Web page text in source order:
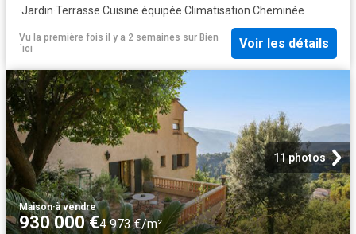
·Jardin·Terrasse·Cuisine équipée·Climatisation·Cheminée
Vu la première fois il y a 2 semaines sur Bien
´ici
Voir les détails
11 photos
Maison·à vendre
930 000 €4 973 €/m²